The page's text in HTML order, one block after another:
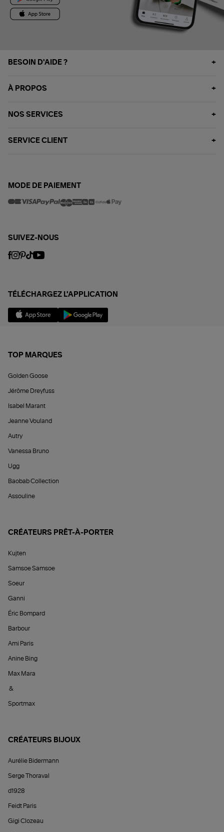
BESOIN D'AIDE ?
À PROPOS
NOS SERVICES
SERVICE CLIENT
MODE DE PAIEMENT
SUIVEZ-NOUS
TÉLÉCHARGEZ L'APPLICATION
TOP MARQUES
Golden Goose
Jérôme Dreyfuss
Isabel Marant
Jeanne Vouland
Autry
Vanessa Bruno
Ugg
Baobab Collection
Assouline
CRÉATEURS PRÊT-À-PORTER
Kujten
Samsoe Samsoe
Soeur
Ganni
Éric Bompard
Barbour
Ami Paris
Anine Bing
Max Mara
&
Sportmax
CRÉATEURS BIJOUX
Aurélie Bidermann
Serge Thoraval
d1928
Feidt Paris
Gigi Clozeau